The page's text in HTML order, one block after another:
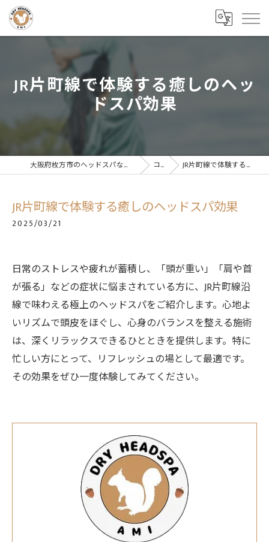
JR片町線で体験する癒しのヘッ
ドスパ効果
大阪府枚方市のヘッドスパならドライヘッドスパサロンAMI コラム JR片町線で体験する癒しのヘッドスパ効果
JR片町線で体験する癒しのヘッドスパ効果
2025/03/21
日常のストレスや疲れが蓄積し、「頭が重い」「肩や首
が張る」などの症状に悩まされている方に、JR片町線沿
線で味わえる極上のヘッドスパをご紹介します。心地よ
いリズムで頭皮をほぐし、心身のバランスを整える施術
は、深くリラックスできるひとときを提供します。特に
忙しい方にとって、リフレッシュの場として最適です。
その効果をぜひ一度体験してみてください。